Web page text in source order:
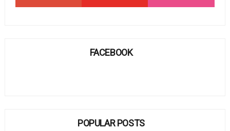
FACEBOOK
POPULAR POSTS